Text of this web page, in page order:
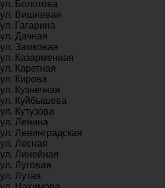
ул. Болотова
ул. Вишневая
ул. Гагарина
ул. Дачная
ул. Замковая
ул. Казарменная
ул. Каретная
ул. Кирова
ул. Кузнечная
ул. Куйбышева
ул. Кутузова
ул. Ленина
ул. Ленинградская
ул. Лесная
ул. Линейная
ул. Луговая
ул. Лутая